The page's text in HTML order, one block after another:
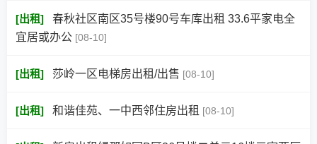
[出租]
春秋社区南区35号楼90号车库出租 33.6平家电全
宜居或办公 [08-10]
[出租] 莎岭一区电梯房出租/出售 [08-10]
[出租] 和谐佳苑、一中西邻住房出租 [08-10]